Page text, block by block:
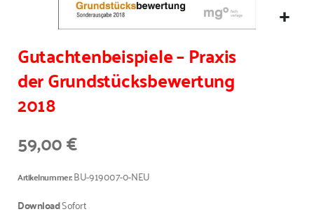
Gutachtenbeispiele – Praxis
der Grundstücksbewertung
2018
59,00 €
Artikelnummer BU-919007-0-NEU
DownloadSofort